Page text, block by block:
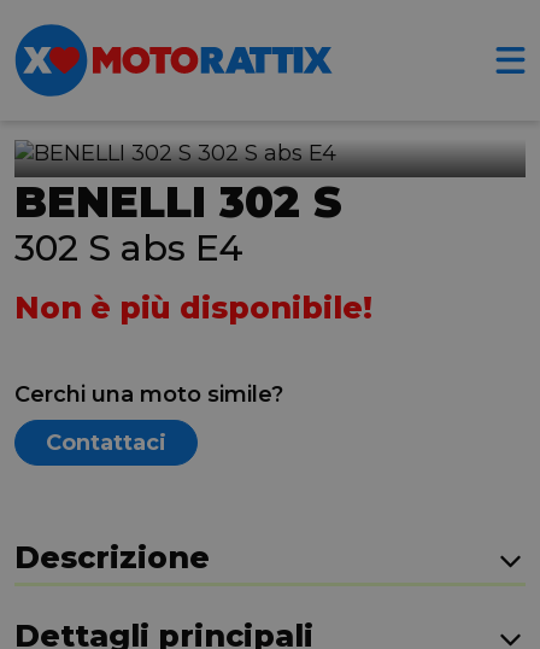
BENELLI 302 S
302 S abs E4
Non è più disponibile!
Cerchi una moto simile?
Contattaci
Descrizione
Dettagli principali